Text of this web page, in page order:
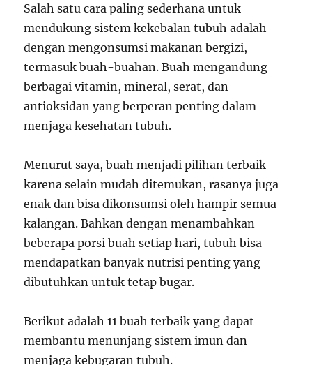
Salah satu cara paling sederhana untuk
mendukung sistem kekebalan tubuh adalah
dengan mengonsumsi makanan bergizi,
termasuk buah-buahan. Buah mengandung
berbagai vitamin, mineral, serat, dan
antioksidan yang berperan penting dalam
menjaga kesehatan tubuh.
Menurut saya, buah menjadi pilihan terbaik
karena selain mudah ditemukan, rasanya juga
enak dan bisa dikonsumsi oleh hampir semua
kalangan. Bahkan dengan menambahkan
beberapa porsi buah setiap hari, tubuh bisa
mendapatkan banyak nutrisi penting yang
dibutuhkan untuk tetap bugar.
Berikut adalah 11 buah terbaik yang dapat
membantu menunjang sistem imun dan
menjaga kebugaran tubuh.